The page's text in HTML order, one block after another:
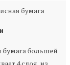
бумага
бумага большей